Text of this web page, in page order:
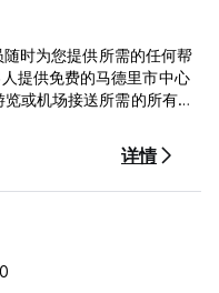
时为您提供所需的任何帮
提供免费的马德里市中心
或机场接送所需的所有信
消或未入住，我们将向您
详情